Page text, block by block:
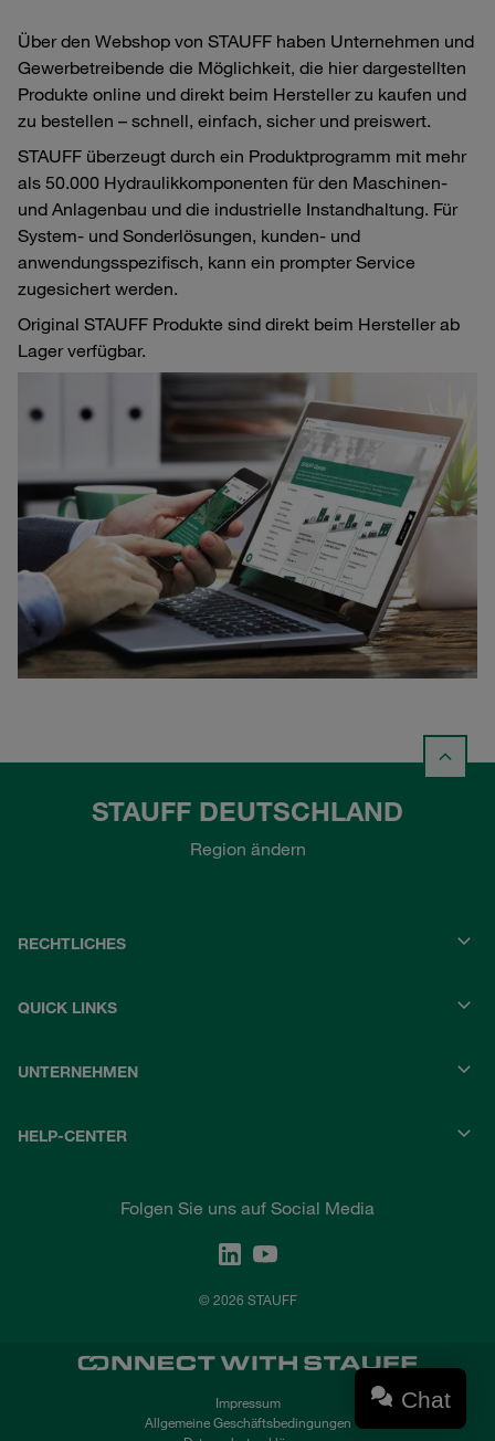
Über den Webshop von STAUFF haben Unternehmen und
Gewerbetreibende die Möglichkeit, die hier dargestellten
Produkte online und direkt beim Hersteller zu kaufen und
zu bestellen – schnell, einfach, sicher und preiswert.
STAUFF überzeugt durch ein Produktprogramm mit mehr
als 50.000 Hydraulikkomponenten für den Maschinen-
und Anlagenbau und die industrielle Instandhaltung. Für
System- und Sonderlösungen, kunden- und
anwendungsspezifisch, kann ein prompter Service
zugesichert werden.
Original STAUFF Produkte sind direkt beim Hersteller ab
Lager verfügbar.
STAUFF DEUTSCHLAND
Region ändern
RECHTLICHES
QUICK LINKS
UNTERNEHMEN
HELP-CENTER
Folgen Sie uns auf Social Media
© 2026 STAUFF
Impressum
Allgemeine Geschäftsbedingungen
Chat